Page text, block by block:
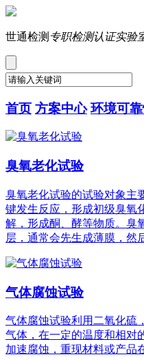
世通检测 专职检测认证实验
首页 方案中心 环境可
臭氧老化试验
臭氧老化试验的试验对象主
键发生反应，形成初级臭氧
解，形成酮、酵等物质。臭
层，通常会先生成薄膜，然
气体腐蚀试验
气体腐蚀试验利用二氧化硫
气体，在一定的温度和相对
加速腐蚀，重现材料或产品